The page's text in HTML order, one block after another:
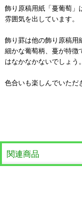
飾り原稿用紙「蔓葡萄」
雰囲気を出しています。
飾り罫は他の飾り原稿用
細かな葡萄柄、蔓が特徴
はなかなかないでしょう。
色合いも楽しんでいただ
関連商品